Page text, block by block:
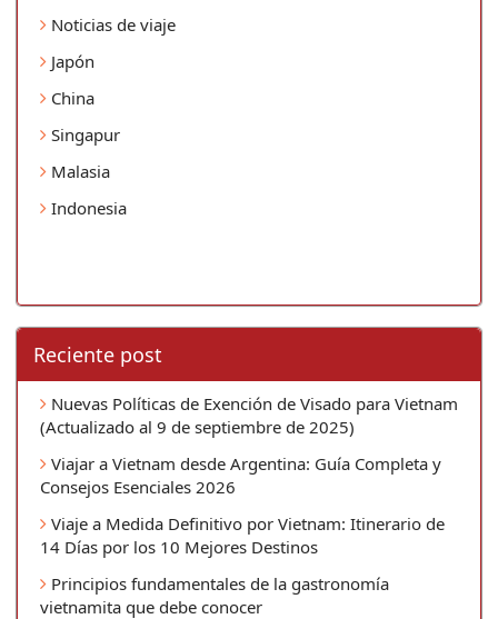
Noticias de viaje
Japón
China
Singapur
Malasia
Indonesia
Reciente post
Nuevas Políticas de Exención de Visado para Vietnam
(Actualizado al 9 de septiembre de 2025)
Viajar a Vietnam desde Argentina: Guía Completa y
Consejos Esenciales 2026
Viaje a Medida Definitivo por Vietnam: Itinerario de
14 Días por los 10 Mejores Destinos
Principios fundamentales de la gastronomía
vietnamita que debe conocer